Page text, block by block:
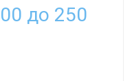
до 250